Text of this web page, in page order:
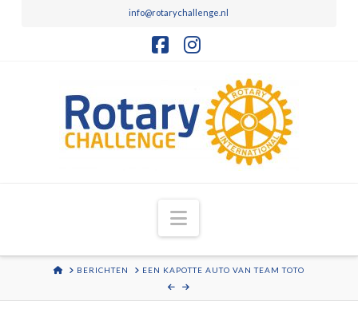
info@rotarychallenge.nl
Navigation
HOMEBERICHTEN EEN KAPOTTE AUTO VAN TEAM TOTO